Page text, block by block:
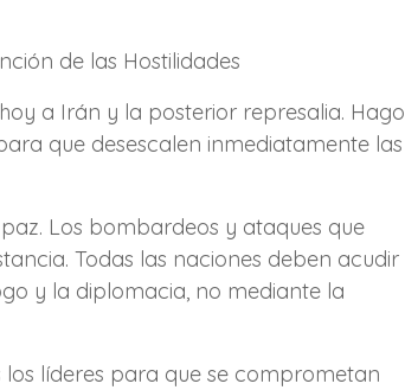
de las Hostilidades
a Irán y la posterior represalia. Hago
que desescalen inmediatamente las
Los bombardeos y ataques que
Todas las naciones deben acudir
y la diplomacia, no mediante la
líderes para que se comprometan